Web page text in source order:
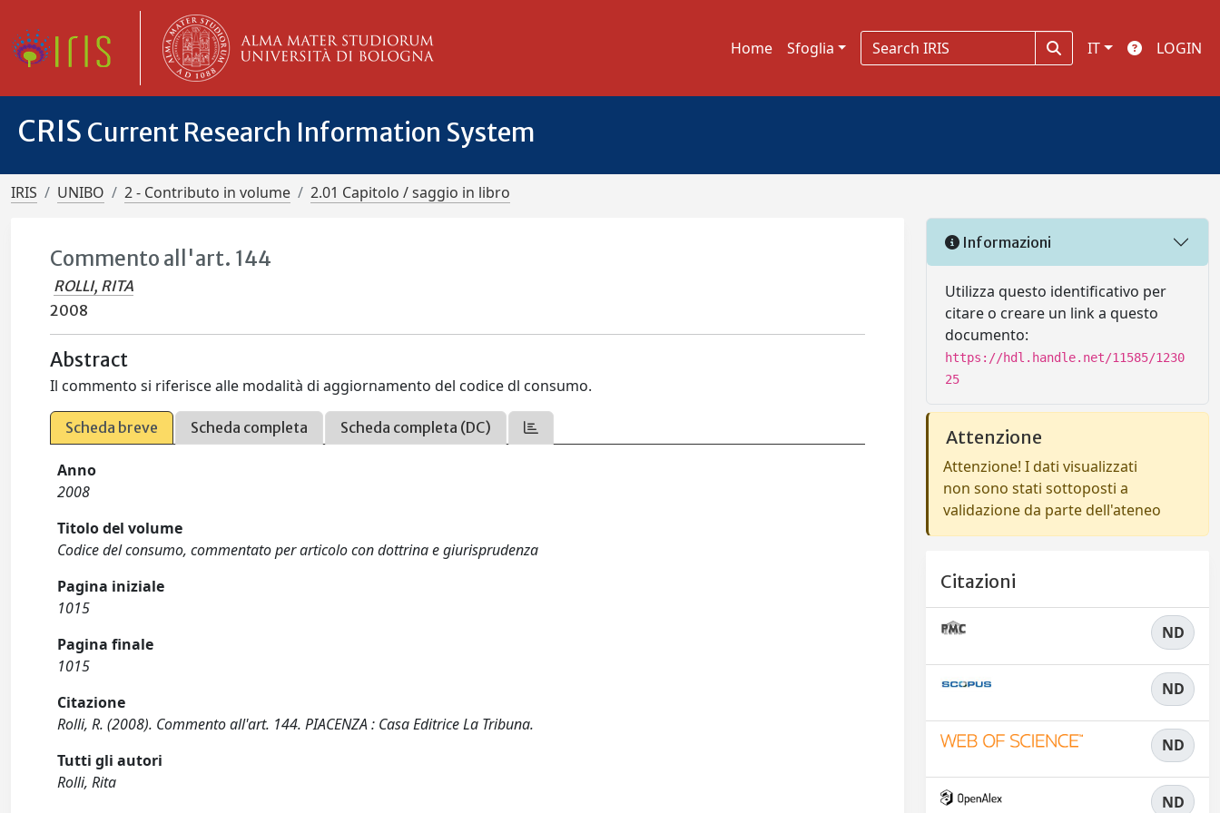
Home Sfoglia IT LOGIN
CRIS Current Research Information System
IRIS UNIBO 2 - Contributo in volume 2.01 Capitolo / saggio in libro
Commento all'art. 144
ROLLI, RITA
2008
Abstract
Il commento si riferisce alle modalità di aggiornamento del codice dl consumo.
Scheda breve Scheda completa Scheda completa (DC)
Anno
2008
Titolo del volume
Codice del consumo, commentato per articolo con dottrina e giurisprudenza
Pagina iniziale
1015
Pagina finale
1015
Citazione
Rolli, R. (2008). Commento all'art. 144. PIACENZA : Casa Editrice La Tribuna.
Tutti gli autori
Rolli, Rita
Informazioni
Utilizza questo identificativo per
citare o creare un link a questo
documento:
https://hdl.handle.net/11585/1230
25
Attenzione
Attenzione! I dati visualizzati
non sono stati sottoposti a
validazione da parte dell'ateneo
Citazioni
ND
ND
ND
ND